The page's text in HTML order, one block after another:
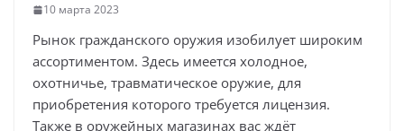
10 марта 2023
Рынок гражданского оружия изобилует широким
ассортиментом. Здесь имеется холодное,
охотничье, травматическое оружие, для
приобретения которого требуется лицензия.
Также в оружейных магазинах вас ждёт